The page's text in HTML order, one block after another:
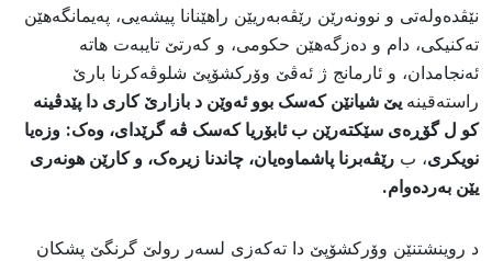
نێڤدەولەتى و نوونەرێن رێڤەبەريێن راهێنانا پيشەیى، پەيمانگه‌هێن
تەکنیکى، دام و دەزگەهێن حکومى، و کەرتێ تايبەت هاتە
ئەنجامدان، و ​ئارمانج ژ ئەڤێ وۆرکشۆپێ شلوڤەکرنا بارێ
راستەقينە يێ شيانێن کەسک بوو ئەوێن د بازارێ کارى دا پێدڤينە
کو ل گۆڕه‌ى سێکتەرێن ب ئابۆريا کەسک ڤە گرێداى، وەک: وزەيا
نويکری، ب رێڤەبرنا پاشماوەیان، چاندنا زيرەک، و کارێن هونەری
يێن بەردەوام.
د روینشتنێن وۆرکشۆپێ دا تەکەزی لسەر رولێ گرنگێ پشکان